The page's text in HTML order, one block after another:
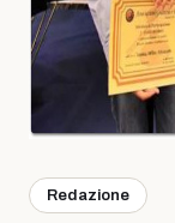
Redazione